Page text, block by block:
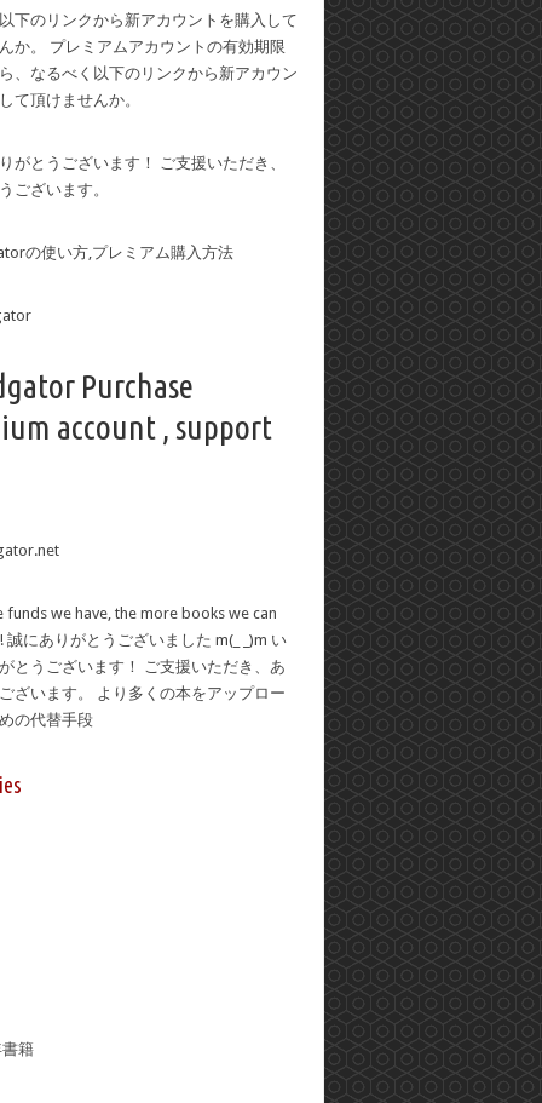
下のリンクから新アカウントを購入して
か。 プレミアムアカウントの有効期限
、なるべく以下のリンクから新アカウン
て頂けませんか。
がとうございます！ ご支援いただき、
ございます。
の使い方,プレミアム購入方法
Purchase
account , support
funds we have, the more books we can
誠にありがとうございました m(_ _)m い
とうございます！ ご支援いただき、あ
ざいます。 より多くの本をアップロー
の代替手段
籍